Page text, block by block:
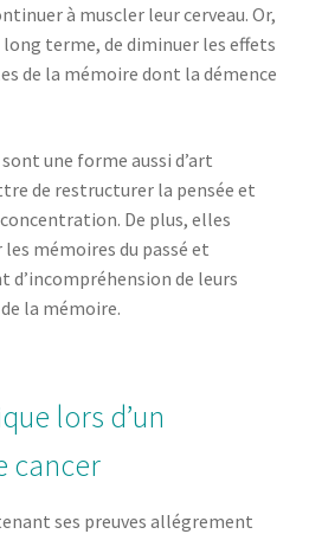
à muscler leur cerveau. Or,
terme, de diminuer les effets
de la mémoire dont la démence
une forme aussi d’art
de restructurer la pensée et
De plus, elles
mémoires du passé et
de leurs
la mémoire.
lors d’un
cancer
ses preuves allégrement